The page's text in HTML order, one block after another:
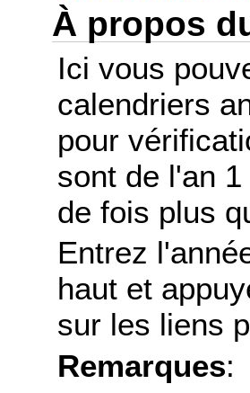
À propos
Ici vous
calendriers
pour
sont de l'an
de fois plus
Entrez
haut et
sur les liens
Remarques: